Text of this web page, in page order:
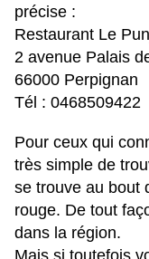
précise :
Restaurant Le
2 avenue Palais
66000 Perpignan
Tél : 0468509422
Pour ceux qui
très simple de
se trouve au bout
rouge. De tout
dans la région.